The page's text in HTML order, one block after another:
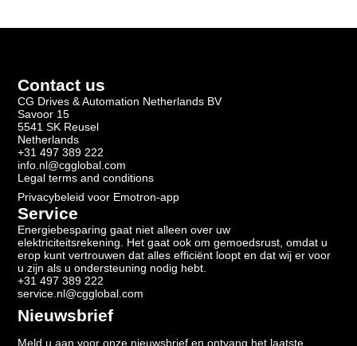
Contact us
CG Drives & Automation Netherlands BV
Savoor 15
5541 SK Reusel
Netherlands
+31 497 389 222
info.nl@cgglobal.com
Legal terms and conditions
Privacybeleid voor Emotron-app
Service
Energiebesparing gaat niet alleen over uw
elektriciteitsrekening. Het gaat ook om gemoedsrust, omdat u
erop kunt vertrouwen dat alles efficiënt loopt en dat wij er voor
u zijn als u ondersteuning nodig hebt.
+31 497 389 222
service.nl@cgglobal.com
Nieuwsbrief
Meld u aan voor onze nieuwsbrief en ontvang het laatste